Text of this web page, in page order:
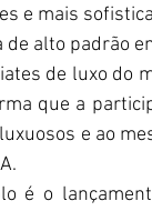
e mais
alto padrão
de luxo do
que a
e ao
é o